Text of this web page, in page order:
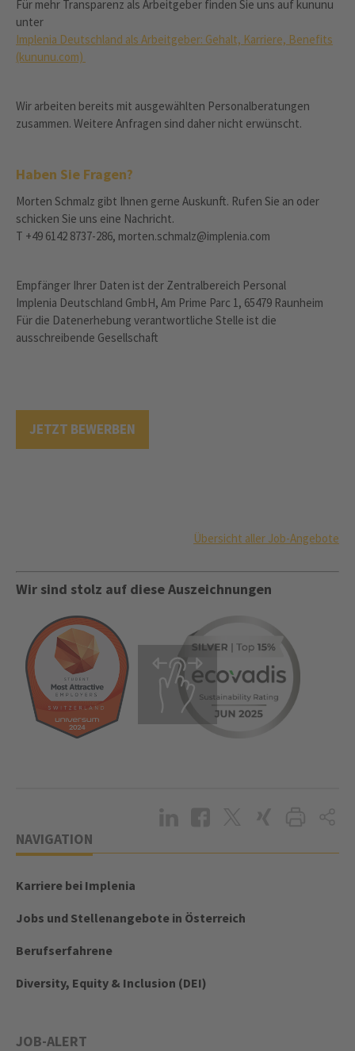
Für mehr Transparenz als Arbeitgeber finden Sie uns auf kununu
unter
Implenia Deutschland als Arbeitgeber: Gehalt, Karriere, Benefits
(kununu.com)
Wir arbeiten bereits mit ausgewählten Personalberatungen
zusammen. Weitere Anfragen sind daher nicht erwünscht.
Haben Sie Fragen?
Morten Schmalz gibt Ihnen gerne Auskunft. Rufen Sie an oder
schicken Sie uns eine Nachricht.
T +49 6142 8737-286, morten.schmalz@implenia.com
Empfänger Ihrer Daten ist der Zentralbereich Personal
Implenia Deutschland GmbH, Am Prime Parc 1, 65479 Raunheim
Für die Datenerhebung verantwortliche Stelle ist die
ausschreibende Gesellschaft
JETZT BEWERBEN
Übersicht aller Job-Angebote
Wir sind stolz auf diese Auszeichnungen
NAVIGATION
Karriere bei Implenia
Jobs und Stellenangebote in Österreich
Berufserfahrene
Diversity, Equity & Inclusion (DEI)
JOB-ALERT